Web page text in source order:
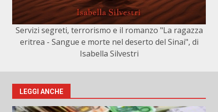
Servizi segreti, terrorismo e il romanzo "La ragazza
eritrea - Sangue e morte nel deserto del Sinai", di
Isabella Silvestri
LEGGI ANCHE